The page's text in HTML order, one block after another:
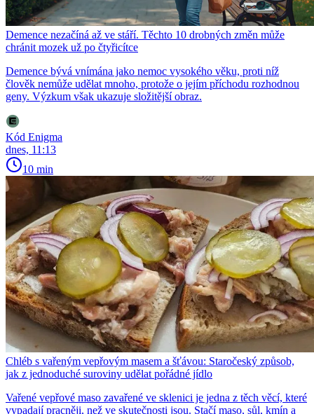
Demence nezačíná až ve stáří. Těchto 10 drobných změn může
chránit mozek už po čtyřicítce
Demence bývá vnímána jako nemoc vysokého věku, proti níž
člověk nemůže udělat mnoho, protože o jejím příchodu rozhodnou
geny. Výzkum však ukazuje složitější obraz.
Kód Enigma
dnes, 11:13
10 min
Chléb s vařeným vepřovým masem a šťávou: Staročeský způsob,
jak z jednoduché suroviny udělat pořádné jídlo
Vařené vepřové maso zavařené ve sklenici je jedna z těch věcí, které
vypadají pracněji, než ve skutečnosti jsou. Stačí maso, sůl, kmín a